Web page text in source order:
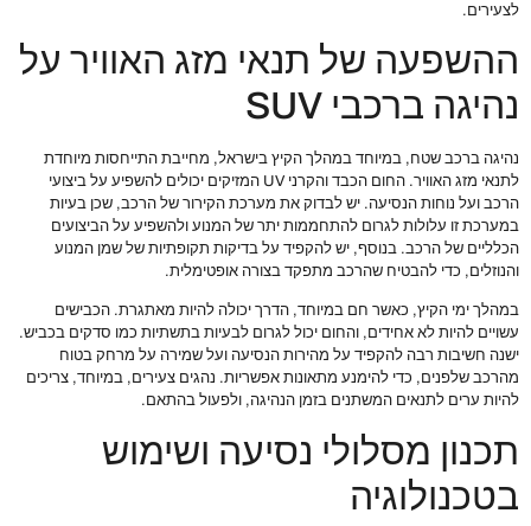
לצעירים.
ההשפעה של תנאי מזג האוויר על
נהיגה ברכבי SUV
נהיגה ברכב שטח, במיוחד במהלך הקיץ בישראל, מחייבת התייחסות מיוחדת
לתנאי מזג האוויר. החום הכבד והקרני UV המזיקים יכולים להשפיע על ביצועי
הרכב ועל נוחות הנסיעה. יש לבדוק את מערכת הקירור של הרכב, שכן בעיות
במערכת זו עלולות לגרום להתחממות יתר של המנוע ולהשפיע על הביצועים
הכלליים של הרכב. בנוסף, יש להקפיד על בדיקות תקופתיות של שמן המנוע
והנוזלים, כדי להבטיח שהרכב מתפקד בצורה אופטימלית.
במהלך ימי הקיץ, כאשר חם במיוחד, הדרך יכולה להיות מאתגרת. הכבישים
עשויים להיות לא אחידים, והחום יכול לגרום לבעיות בתשתיות כמו סדקים בכביש.
ישנה חשיבות רבה להקפיד על מהירות הנסיעה ועל שמירה על מרחק בטוח
מהרכב שלפנים, כדי להימנע מתאונות אפשריות. נהגים צעירים, במיוחד, צריכים
להיות ערים לתנאים המשתנים בזמן הנהיגה, ולפעול בהתאם.
תכנון מסלולי נסיעה ושימוש
בטכנולוגיה